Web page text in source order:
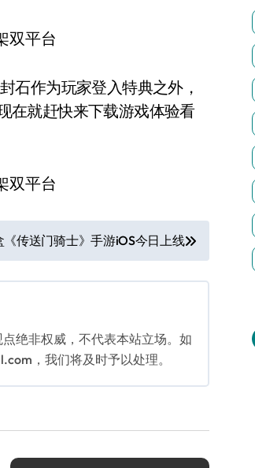
作为玩家登入特典之外，
在就赶快来下载游戏体验看
传送门骑士》手游iOS今日上线
绝非权威，不代表本站立场。如
，我们将及时予以处理。